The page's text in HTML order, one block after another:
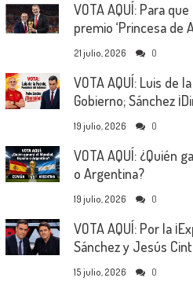
VOTA AQUÍ: Para
premio ‘Princesa de
21 julio, 2026 0
VOTA AQUÍ: Luis de
Gobierno; Sánchez
19 julio, 2026 0
VOTA AQUÍ: ¿Quién
o Argentina?
19 julio, 2026 0
VOTA AQUÍ: Por la
Sánchez y Jesús
15 julio, 2026 0